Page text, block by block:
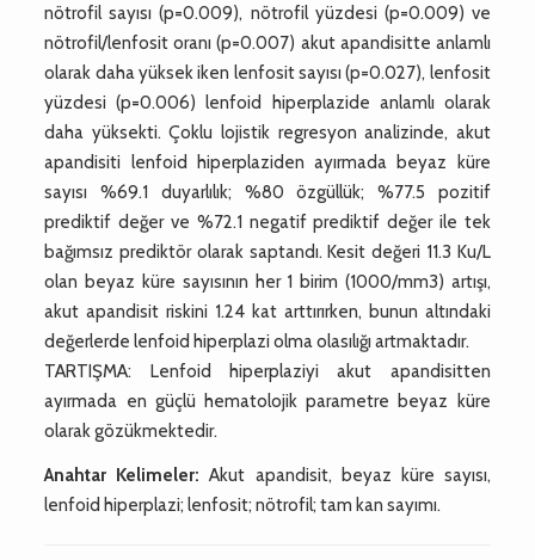
nötrofil sayısı (p=0.009), nötrofil yüzdesi (p=0.009) ve
nötrofil/lenfosit oranı (p=0.007) akut apandisitte anlamlı
olarak daha yüksek iken lenfosit sayısı (p=0.027), lenfosit
yüzdesi (p=0.006) lenfoid hiperplazide anlamlı olarak
daha yüksekti. Çoklu lojistik regresyon analizinde, akut
apandisiti lenfoid hiperplaziden ayırmada beyaz küre
sayısı %69.1 duyarlılık; %80 özgüllük; %77.5 pozitif
prediktif değer ve %72.1 negatif prediktif değer ile tek
bağımsız prediktör olarak saptandı. Kesit değeri 11.3 Ku/L
olan beyaz küre sayısının her 1 birim (1000/mm3) artışı,
akut apandisit riskini 1.24 kat arttırırken, bunun altındaki
değerlerde lenfoid hiperplazi olma olasılığı artmaktadır.
TARTIŞMA: Lenfoid hiperplaziyi akut apandisitten
ayırmada en güçlü hematolojik parametre beyaz küre
olarak gözükmektedir.
Anahtar Kelimeler: Akut apandisit, beyaz küre sayısı,
lenfoid hiperplazi; lenfosit; nötrofil; tam kan sayımı.